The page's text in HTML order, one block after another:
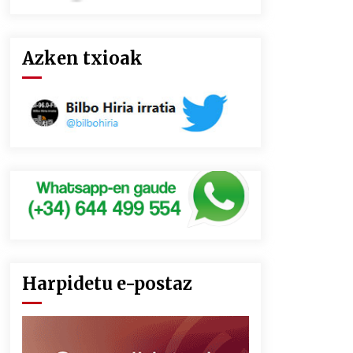
Azken txioak
Harpidetu e-postaz